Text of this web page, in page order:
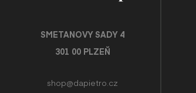
SMETANOVY SADY 4
301 00 PLZEŇ
shop@dapietro.cz